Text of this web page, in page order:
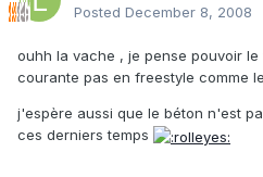
Posted December 8, 2008
ouhh la vache , je pense pouvoir
courante pas en freestyle comme
j'espère aussi que le béton n'est
ces derniers temps